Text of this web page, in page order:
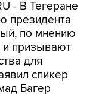
- В Тегеране
президента
по мнению
и призывают
для
спикер
Багер